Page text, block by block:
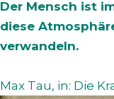
Der Mensch ist
diese
verwandeln.
Max Tau, in: Die